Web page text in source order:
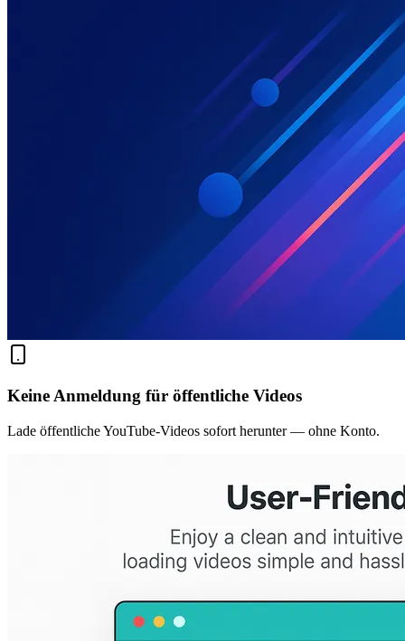
Keine Anmeldung für öffentliche Videos
Lade öffentliche YouTube-Videos sofort herunter — ohne Konto.